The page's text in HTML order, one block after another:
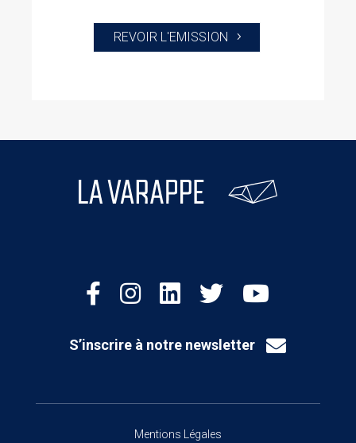
REVOIR L'EMISSION
S’inscrire à notre newsletter
Mentions Légales